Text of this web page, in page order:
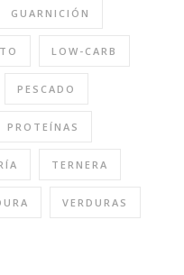
GUARNICIÓN
LOW-CARB
PESCADO
PROTEÍNAS
TERNERA
VERDURAS